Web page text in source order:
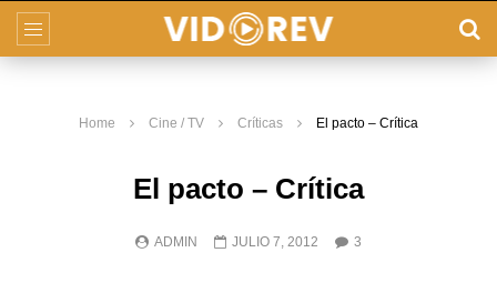
Home Cine / TV Críticas El pacto – Crítica
El pacto – Crítica
ADMIN JULIO 7, 2012 3